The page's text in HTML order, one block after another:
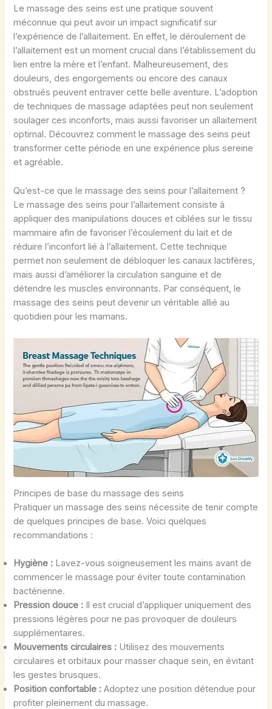
Le massage des seins est une pratique souvent
méconnue qui peut avoir un impact significatif sur
l’expérience de l’allaitement. En effet, le déroulement de
l’allaitement est un moment crucial dans l’établissement du
lien entre la mère et l’enfant. Malheureusement, des
douleurs, des engorgements ou encore des canaux
obstrués peuvent entraver cette belle aventure. L’adoption
de techniques de massage adaptées peut non seulement
soulager ces inconforts, mais aussi favoriser un allaitement
optimal. Découvrez comment le massage des seins peut
transformer cette période en une expérience plus sereine
et agréable.
Qu’est-ce que le massage des seins pour l’allaitement ?
Le massage des seins pour l’allaitement consiste à
appliquer des manipulations douces et ciblées sur le tissu
mammaire afin de favoriser l’écoulement du lait et de
réduire l’inconfort lié à l’allaitement. Cette technique
permet non seulement de débloquer les canaux lactifères,
mais aussi d’améliorer la circulation sanguine et de
détendre les muscles environnants. Par conséquent, le
massage des seins peut devenir un véritable allié au
quotidien pour les mamans.
Principes de base du massage des seins
Pratiquer un massage des seins nécessite de tenir compte
de quelques principes de base. Voici quelques
recommandations :
Hygiène : Lavez-vous soigneusement les mains avant de
commencer le massage pour éviter toute contamination
bactérienne.
Pression douce : Il est crucial d’appliquer uniquement des
pressions légères pour ne pas provoquer de douleurs
supplémentaires.
Mouvements circulaires : Utilisez des mouvements
circulaires et orbitaux pour masser chaque sein, en évitant
les gestes brusques.
Position confortable : Adoptez une position détendue pour
profiter pleinement du massage.